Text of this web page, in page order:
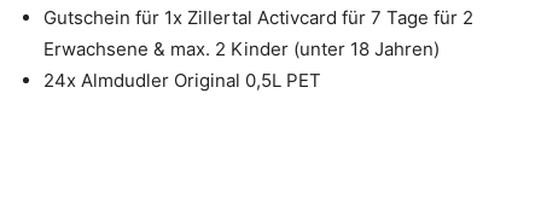
Gutschein für 1x Zillertal Activcard für 7 Tage für 2
Erwachsene & max. 2 Kinder (unter 18 Jahren)
24x Almdudler Original 0,5L PET